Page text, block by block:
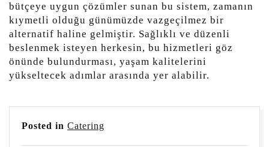
bütçeye uygun çözümler sunan bu sistem, zamanın
kıymetli olduğu günümüzde vazgeçilmez bir
alternatif haline gelmiştir. Sağlıklı ve düzenli
beslenmek isteyen herkesin, bu hizmetleri göz
önünde bulundurması, yaşam kalitelerini
yükseltecek adımlar arasında yer alabilir.
Posted in Catering